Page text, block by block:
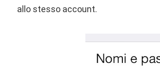
allo stesso account.